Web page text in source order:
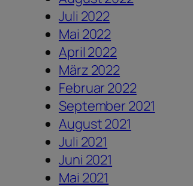
Juli 2022
Mai 2022
April 2022
März 2022
Februar 2022
September 2021
August 2021
Juli 2021
Juni 2021
Mai 2021